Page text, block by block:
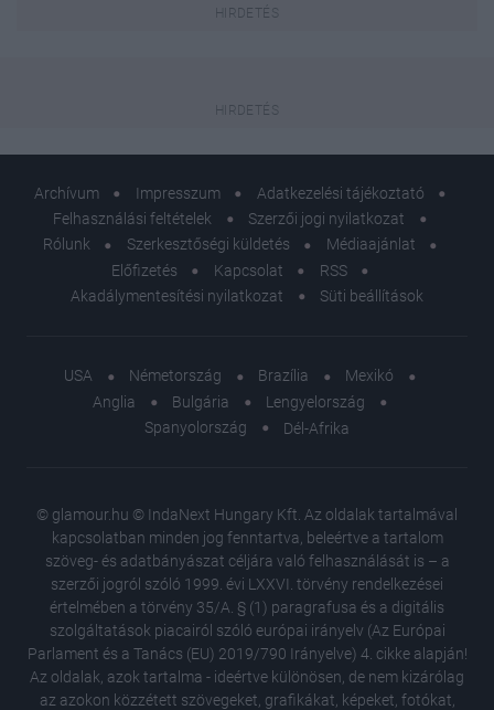
Archívum Impresszum
Adatkezelési tájékoztató
Felhasználási feltételek
Szerzői jogi nyilatkozat
Rólunk
Szerkesztőségi küldetés
Médiaajánlat
Előfizetés
Kapcsolat
RSS
Akadálymentesítési nyilatkozat
Süti beállítások
USA Németország Brazília
Mexikó
Anglia
Bulgária
Lengyelország
Spanyolország
Dél-Afrika
© glamour.hu © IndaNext Hungary Kft. Az oldalak tartalmával
kapcsolatban minden jog fenntartva, beleértve a tartalom
szöveg- és adatbányászat céljára való felhasználását is – a
szerzői jogról szóló 1999. évi LXXVI. törvény rendelkezései
értelmében a törvény 35/A. § (1) paragrafusa és a digitális
szolgáltatások piacairól szóló európai irányelv (Az Európai
Parlament és a Tanács (EU) 2019/790 Irányelve) 4. cikke alapján!
Az oldalak, azok tartalma - ideértve különösen, de nem kizárólag
az azokon közzétett szövegeket, grafikákat, képeket, fotókat,